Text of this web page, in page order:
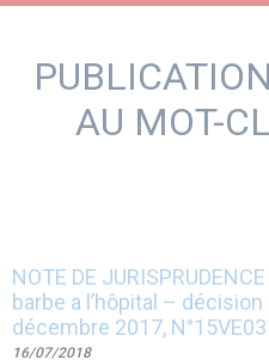
AU MOT-
NOTE DE
barbe a l’hôpital –
décembre 2017,
16/07/2018